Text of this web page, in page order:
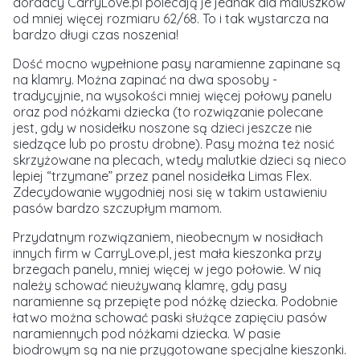
od mniej więcej rozmiaru 62/68. To i tak wystarcza na
bardzo długi czas noszenia!
Dość mocno wypełnione pasy naramienne zapinane są
na klamry. Można zapinać na dwa sposoby -
tradycyjnie, na wysokości mniej więcej połowy panelu
oraz pod nóżkami dziecka (to rozwiązanie polecane
jest, gdy w nosidełku noszone są dzieci jeszcze nie
siedzące lub po prostu drobne). Pasy można też nosić
skrzyżowane na plecach, wtedy malutkie dzieci są nieco
lepiej “trzymane” przez panel nosidełka Limas Flex.
Zdecydowanie wygodniej nosi się w takim ustawieniu
pasów bardzo szczupłym mamom.
Przydatnym rozwiązaniem, nieobecnym w nosidłach
innych firm w CarryLove.pl, jest mała kieszonka przy
brzegach panelu, mniej więcej w jego połowie. W nią
należy schować nieużywaną klamrę, gdy pasy
naramienne są przepięte pod nóżkę dziecka. Podobnie
łatwo można schować paski służące zapięciu pasów
naramiennych pod nóżkami dziecka. W pasie
biodrowym są na nie przygotowane specjalne kieszonki.